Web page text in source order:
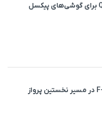
اندروید ۱۷ QPR1 Beta 8 برای گوشی‌های پیکسل